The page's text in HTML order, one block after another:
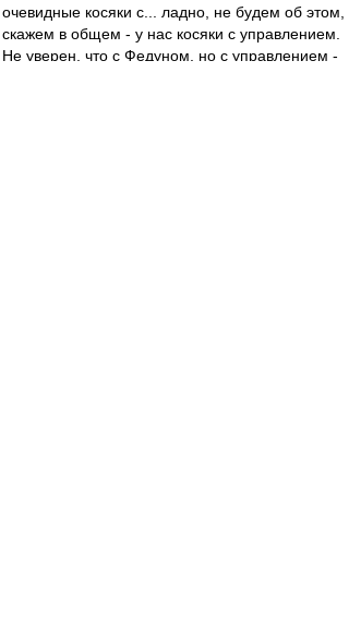
очевидные косяки с... ладно, не будем об этом,
скажем в общем - у нас косяки с управлением.
Не уверен, что с Федуном, но с управлением -